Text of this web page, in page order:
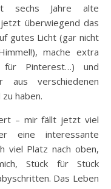
sechs Jahre alte
überwiegend das
gutes Licht (gar nicht
mache extra
Pinterest…) und
aus verschiedenen
haben.
– mir fällt jetzt viel
eine interessante
viel Platz nach oben,
Stück für Stück
Das Leben